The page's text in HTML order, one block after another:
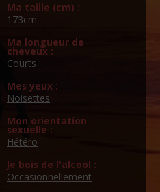
Ma taille (cm) :
173cm
Ma longueur de
cheveux :
Courts
Mes yeux :
Noisettes
Mon orientation
sexuelle :
Hétéro
Je bois de l'alcool :
Occasionnellement